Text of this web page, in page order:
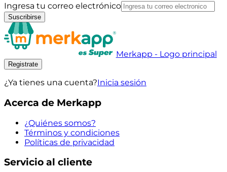
Ingresa tu correo electrónico
Suscribirse
Merkapp - Logo principal
Registrate
¿Ya tienes una cuenta?Inicia sesión
Acerca de Merkapp
¿Quiénes somos?
Términos y condiciones
Políticas de privacidad
Servicio al cliente